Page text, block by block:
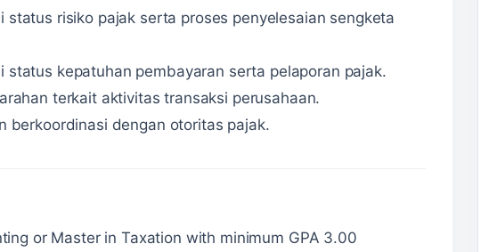
status risiko pajak serta proses penyelesaian sengketa
status kepatuhan pembayaran serta pelaporan pajak.
terkait aktivitas transaksi perusahaan.
berkoordinasi dengan otoritas pajak.
or Master in Taxation with minimum GPA 3.00